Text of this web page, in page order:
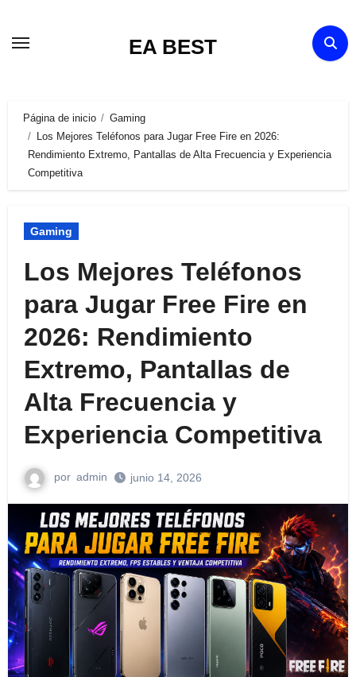
EA BEST
Página de inicio
Gaming
Los Mejores Teléfonos para Jugar Free Fire en 2026:
Rendimiento Extremo, Pantallas de Alta Frecuencia y Experiencia
Competitiva
Gaming
Los Mejores Teléfonos
para Jugar Free Fire en
2026: Rendimiento
Extremo, Pantallas de
Alta Frecuencia y
Experiencia Competitiva
por admin junio 14, 2026